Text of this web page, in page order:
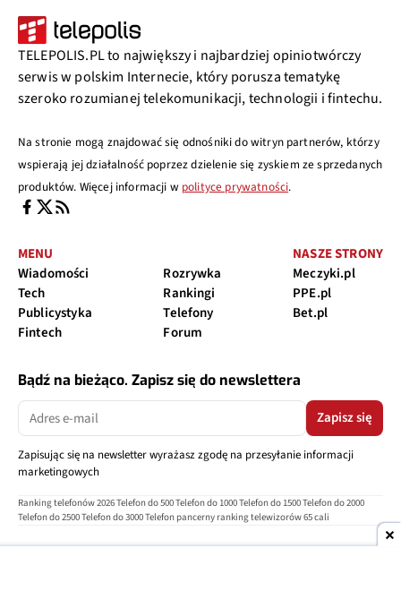
TELEPOLIS.PL to największy i najbardziej opiniotwórczy
serwis w polskim Internecie, który porusza tematykę
szeroko rozumianej telekomunikacji, technologii i fintechu.
Na stronie mogą znajdować się odnośniki do witryn partnerów, którzy
wspierają jej działalność poprzez dzielenie się zyskiem ze sprzedanych
produktów. Więcej informacji w polityce prywatności.
MENU
Wiadomości
Tech
Publicystyka
Fintech
Rozrywka
Rankingi
Telefony
Forum
NASZE STRONY
Meczyki.pl
PPE.pl
Bet.pl
Bądź na bieżąco. Zapisz się do newslettera
Zapisz się
Zapisując się na newsletter wyrażasz zgodę na przesyłanie informacji
marketingowych
Ranking telefonów 2026Telefon do 500Telefon do 1000Telefon do 1500Telefon do 2000
Telefon do 2500Telefon do 3000Telefon pancerny ranking telewizorów 65 cali